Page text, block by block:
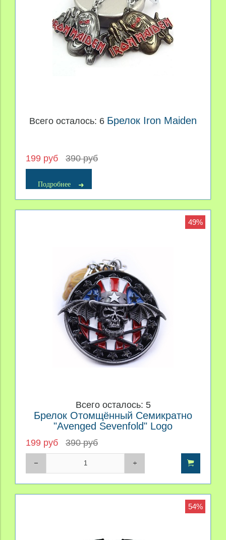
Всего осталось: 6 Брелок Iron Maiden
199 руб 390 руб
Подробнее
49%
Всего осталось: 5
Брелок Отомщённый Семикратно
"Avenged Sevenfold" Logo
199 руб 390 руб
54%